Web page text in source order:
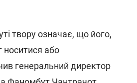
твору означає, що його,
носитися або
генеральний директор